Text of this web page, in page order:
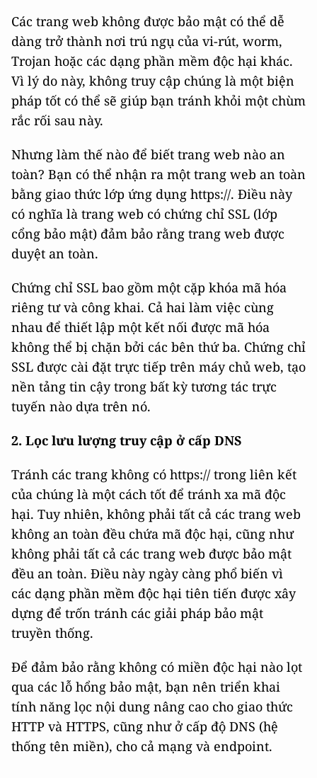
Các trang web không được bảo mật có thể dễ
dàng trở thành nơi trú ngụ của vi-rút, worm,
Trojan hoặc các dạng phần mềm độc hại khác.
Vì lý do này, không truy cập chúng là một biện
pháp tốt có thể sẽ giúp bạn tránh khỏi một chùm
rắc rối sau này.
Nhưng làm thế nào để biết trang web nào an
toàn? Bạn có thể nhận ra một trang web an toàn
bằng giao thức lớp ứng dụng https://. Điều này
có nghĩa là trang web có chứng chỉ SSL (lớp
cổng bảo mật) đảm bảo rằng trang web được
duyệt an toàn.
Chứng chỉ SSL bao gồm một cặp khóa mã hóa
riêng tư và công khai. Cả hai làm việc cùng
nhau để thiết lập một kết nối được mã hóa
không thể bị chặn bởi các bên thứ ba. Chứng chỉ
SSL được cài đặt trực tiếp trên máy chủ web, tạo
nền tảng tin cậy trong bất kỳ tương tác trực
tuyến nào dựa trên nó.
2. Lọc lưu lượng truy cập ở cấp DNS
Tránh các trang không có https:// trong liên kết
của chúng là một cách tốt để tránh xa mã độc
hại. Tuy nhiên, không phải tất cả các trang web
không an toàn đều chứa mã độc hại, cũng như
không phải tất cả các trang web được bảo mật
đều an toàn. Điều này ngày càng phổ biến vì
các dạng phần mềm độc hại tiên tiến được xây
dựng để trốn tránh các giải pháp bảo mật
truyền thống.
Để đảm bảo rằng không có miền độc hại nào lọt
qua các lỗ hổng bảo mật, bạn nên triển khai
tính năng lọc nội dung nâng cao cho giao thức
HTTP và HTTPS, cũng như ở cấp độ DNS (hệ
thống tên miền), cho cả mạng và endpoint.